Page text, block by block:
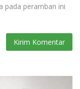
pada peramban ini